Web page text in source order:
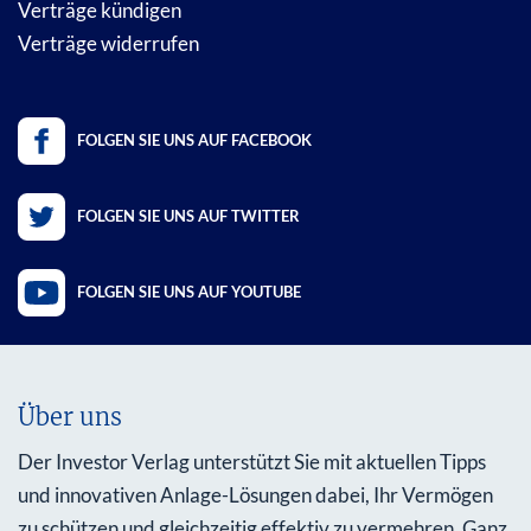
Verträge kündigen
Verträge widerrufen
FOLGEN SIE UNS AUF FACEBOOK
FOLGEN SIE UNS AUF TWITTER
FOLGEN SIE UNS AUF YOUTUBE
Über uns
Der Investor Verlag unterstützt Sie mit aktuellen Tipps
und innovativen Anlage-Lösungen dabei, Ihr Vermögen